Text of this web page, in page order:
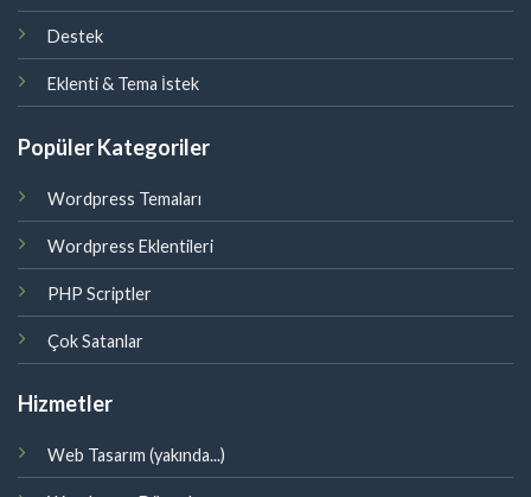
Destek
Eklenti & Tema İstek
Popüler Kategoriler
Wordpress Temaları
Wordpress Eklentileri
PHP Scriptler
Çok Satanlar
Hizmetler
Web Tasarım (yakında...)